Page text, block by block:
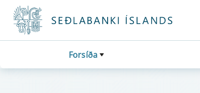
Fara beint í Meginmál
Forsíða